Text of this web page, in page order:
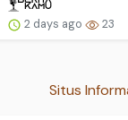
2 days ago 23
Situs